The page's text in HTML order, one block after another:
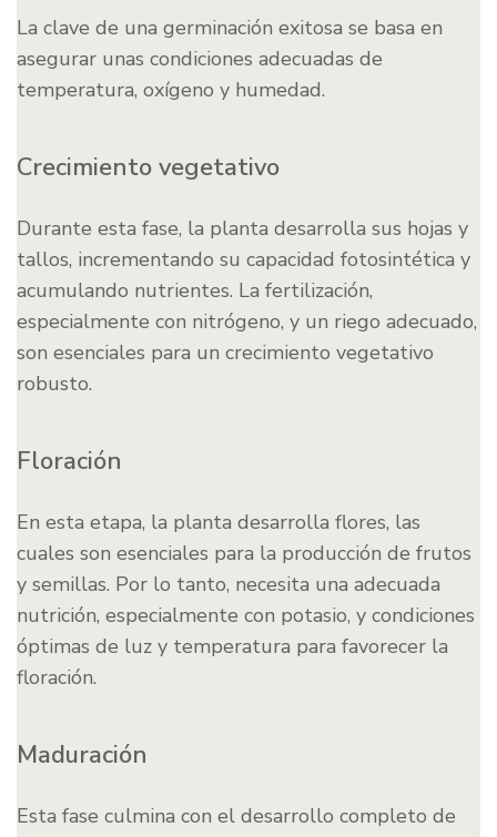
La clave de una germinación exitosa se basa en
asegurar unas condiciones adecuadas de
temperatura, oxígeno y humedad.
Crecimiento vegetativo
Durante esta fase, la planta desarrolla sus hojas y
tallos, incrementando su capacidad fotosintética y
acumulando nutrientes. La fertilización,
especialmente con nitrógeno, y un riego adecuado,
son esenciales para un crecimiento vegetativo
robusto.
Floración
En esta etapa, la planta desarrolla flores, las
cuales son esenciales para la producción de frutos
y semillas. Por lo tanto, necesita una adecuada
nutrición, especialmente con potasio, y condiciones
óptimas de luz y temperatura para favorecer la
floración.
Maduración
Esta fase culmina con el desarrollo completo de